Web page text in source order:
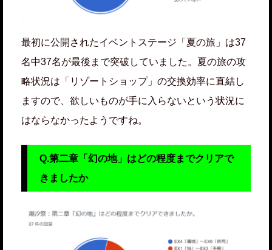
最初に公開されたイベントステージ「夏の旅」は37
名中37名が最後まで突破していました。夏の旅の攻
略状況は「リゾートショップ」の交換効率に直結し
ますので、欲しいものが手に入らないという状況に
はならなかったようですね。
Q.第二章「幻の地」はどの程度までクリアで
きましたか